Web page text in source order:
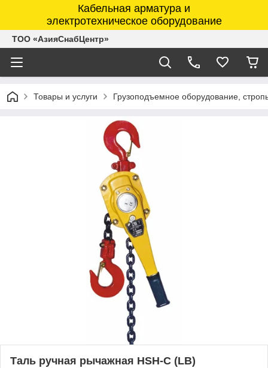
Кабельная арматура и
электротехническое оборудование
ТОО «АзияСнабЦентр»
Товары и услуги Грузоподъемное оборудование,
Таль ручная рычажная HSH-C (LB)